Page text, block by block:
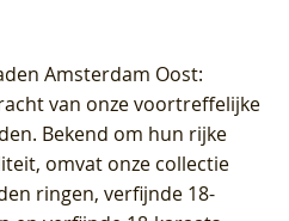
Amsterdam Oost:
van onze voortreffelijke
Bekend om hun rijke
omvat onze collectie
ringen, verfijnde 18-